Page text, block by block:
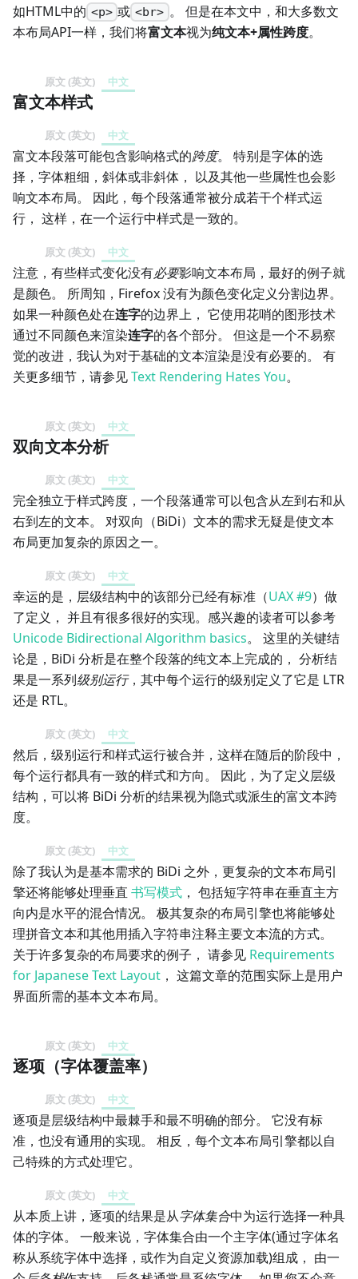
如HTML中的 <p> 或 <br> 。 但是在本文中，和大多数文
本布局API一样，我们将富文本视为纯文本+属性跨度。
原文 (英文) 中文
富文本样式
原文 (英文) 中文
富文本段落可能包含影响格式的跨度。 特别是字体的选
择，字体粗细，斜体或非斜体， 以及其他一些属性也会影
响文本布局。 因此，每个段落通常被分成若干个样式运
行， 这样，在一个运行中样式是一致的。
原文 (英文) 中文
注意，有些样式变化没有必要影响文本布局，最好的例子就
是颜色。 所周知，Firefox 没有为颜色变化定义分割边界。
如果一种颜色处在连字的边界上， 它使用花哨的图形技术
通过不同颜色来渲染连字的各个部分。 但这是一个不易察
觉的改进，我认为对于基础的文本渲染是没有必要的。 有
关更多细节，请参见Text Rendering Hates You。
原文 (英文) 中文
双向文本分析
原文 (英文) 中文
完全独立于样式跨度，一个段落通常可以包含从左到右和从
右到左的文本。 对双向（BiDi）文本的需求无疑是使文本
布局更加复杂的原因之一。
原文 (英文) 中文
幸运的是，层级结构中的该部分已经有标准（UAX #9）做
了定义， 并且有很多很好的实现。感兴趣的读者可以参考
Unicode Bidirectional Algorithm basics。 这里的关键结
论是，BiDi 分析是在整个段落的纯文本上完成的， 分析结
果是一系列级别运行，其中每个运行的级别定义了它是 LTR
还是 RTL。
原文 (英文) 中文
然后，级别运行和样式运行被合并，这样在随后的阶段中，
每个运行都具有一致的样式和方向。 因此，为了定义层级
结构，可以将 BiDi 分析的结果视为隐式或派生的富文本跨
度。
原文 (英文) 中文
除了我认为是基本需求的 BiDi 之外，更复杂的文本布局引
擎还将能够处理垂直 书写模式 ， 包括短字符串在垂直主方
向内是水平的混合情况。 极其复杂的布局引擎也将能够处
理拼音文本和其他用插入字符串注释主要文本流的方式。
关于许多复杂的布局要求的例子， 请参见 Requirements
for Japanese Text Layout ， 这篇文章的范围实际上是用户
界面所需的基本文本布局。
原文 (英文) 中文
逐项（字体覆盖率）
原文 (英文) 中文
逐项是层级结构中最棘手和最不明确的部分。 它没有标
准，也没有通用的实现。 相反，每个文本布局引擎都以自
己特殊的方式处理它。
原文 (英文) 中文
从本质上讲，逐项的结果是从字体集合中为运行选择一种具
体的字体。 一般来说，字体集合由一个主字体(通过字体名
称从系统字体中选择，或作为自定义资源加载)组成， 由一